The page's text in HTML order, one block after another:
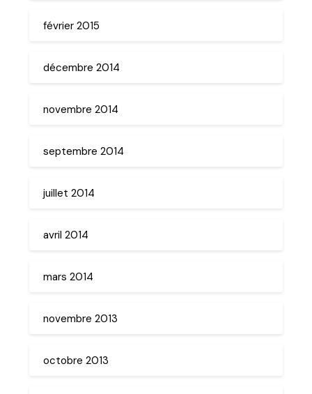
février 2015
décembre 2014
novembre 2014
septembre 2014
juillet 2014
avril 2014
mars 2014
novembre 2013
octobre 2013